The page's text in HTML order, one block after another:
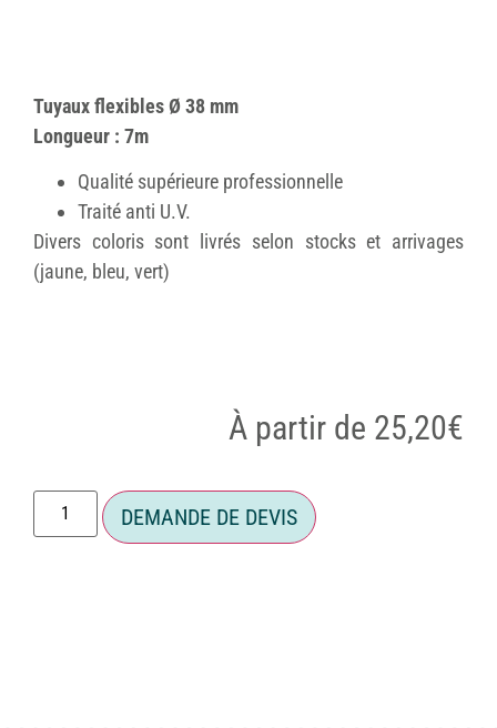
Tuyaux flexibles Ø 38 mm
Longueur : 7m
Qualité supérieure professionnelle
Traité anti U.V.
Divers coloris sont livrés selon stocks et arrivages
(jaune, bleu, vert)
À partir de 25,20€
DEMANDE DE DEVIS